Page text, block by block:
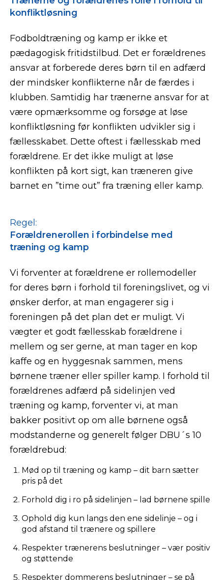
konfliktløsning
Fodboldtræning og kamp er ikke et
pædagogisk fritidstilbud. Det er forældrenes
ansvar at forberede deres børn til en adfærd
der mindsker konflikterne når de færdes i
klubben. Samtidig har trænerne ansvar for at
være opmærksomme og forsøge at løse
konfliktløsning før konflikten udvikler sig i
fællesskabet. Dette oftest i fællesskab med
forældrene. Er det ikke muligt at løse
konflikten på kort sigt, kan træneren give
barnet en ”time out” fra træning eller kamp.
Regel:
Forældrenerollen i forbindelse med
træning og kamp
Vi forventer at forældrene er rollemodeller
for deres børn i forhold til foreningslivet, og vi
ønsker derfor, at man engagerer sig i
foreningen på det plan det er muligt. Vi
vægter et godt fællesskab forældrene i
mellem og ser gerne, at man tager en kop
kaffe og en hyggesnak sammen, mens
børnene træner eller spiller kamp. I forhold til
forældrenes adfærd på sidelinjen ved
træning og kamp, forventer vi, at man
bakker positivt op om alle børnene også
modstanderne og generelt følger DBU´s 10
forældrebud:
Mød op til træning og kamp – dit barn sætter
pris på det
Forhold dig i ro på sidelinjen – lad børnene spille
Ophold dig kun langs den ene sidelinje – og i
god afstand til trænere og spillere
Respekter trænerens beslutninger – vær positiv
og støttende
Respekter dommerens beslutninger – se på